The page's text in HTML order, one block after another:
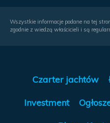
Wszystkie informacje podane na tej
zgodnie z wiedzą właścicieli i są
Czarter jachtów
Investment